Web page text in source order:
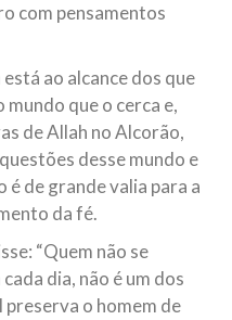
com pensamentos
ao alcance dos que
que o cerca e,
de Allah no Alcorão,
desse mundo e
é de grande valia para a
da fé.
“Quem não se
dia, não é um dos
preserva o homem de